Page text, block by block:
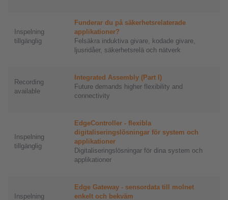
Inspelning
tillgänglig
Funderar du på säkerhetsrelaterade
applikationer?
Felsäkra induktiva givare, kodade givare,
ljusridåer, säkerhetsrelä och nätverk
Recording
available
Integrated Assembly (Part I)
Future demands higher flexibility and
connectivity
Inspelning
tillgänglig
EdgeController - flexibla
digitaliseringslösningar för system och
applikationer
Digitaliseringslösningar för dina system och
applikationer
Inspelning
Edge Gateway - sensordata till molnet
enkelt och bekväm